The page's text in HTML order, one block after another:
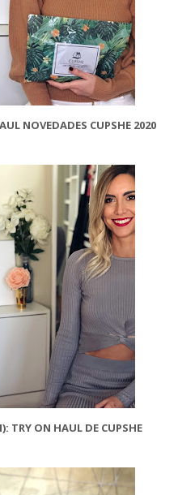
NOVEDADES CUPSHE 2020
TRY ON HAUL DE CUPSHE